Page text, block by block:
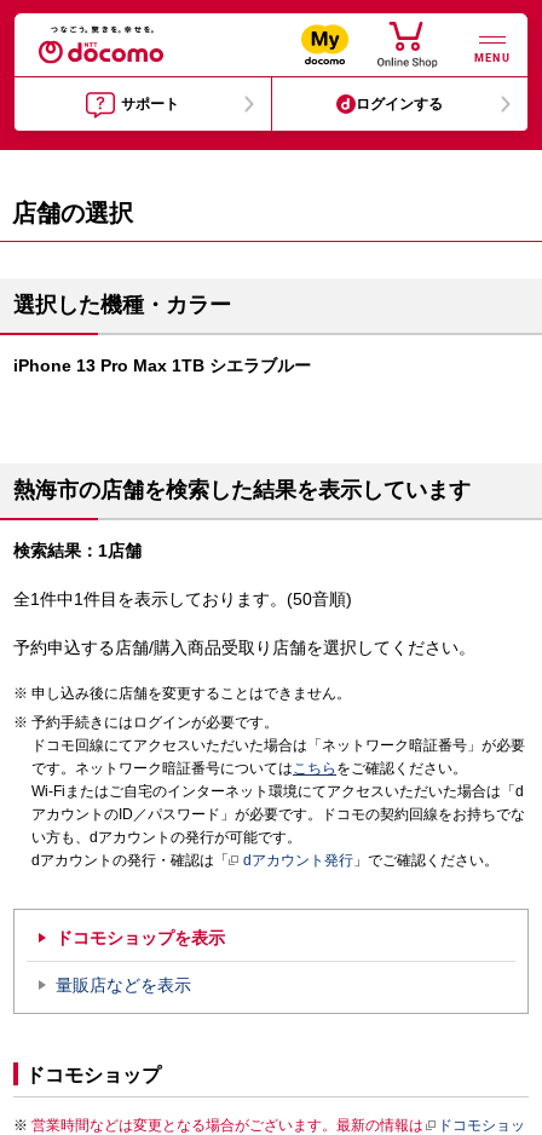
MENU
サポート ログインする
店舗の選択
選択した機種・カラー
iPhone 13 Pro Max 1TB シエラブルー
熱海市の店舗を検索した結果を表示しています
検索結果：1店舗
全1件中1件目を表示しております。(50音順)
予約申込する店舗/購入商品受取り店舗を選択してください。
申し込み後に店舗を変更することはできません。
予約手続きにはログインが必要です。
ドコモ回線にてアクセスいただいた場合は「ネットワーク暗証番号」が必要
です。ネットワーク暗証番号についてはこちら をご確認ください。
Wi-Fiまたはご自宅のインターネット環境にてアクセスいただいた場合は「d
アカウントのID／パスワード」が必要です。ドコモの契約回線をお持ちでな
い方も、dアカウントの発行が可能です。
dアカウントの発行・確認は「
dアカウント発行 」でご確認ください。
ドコモショップを表示
量販店などを表示
ドコモショップ
営業時間などは変更となる場合がございます。最新の情報は
ドコモショッ